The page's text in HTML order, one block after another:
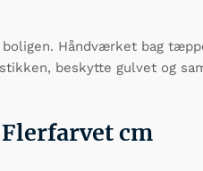
Håndværket bag
beskytte gulvet og
cm